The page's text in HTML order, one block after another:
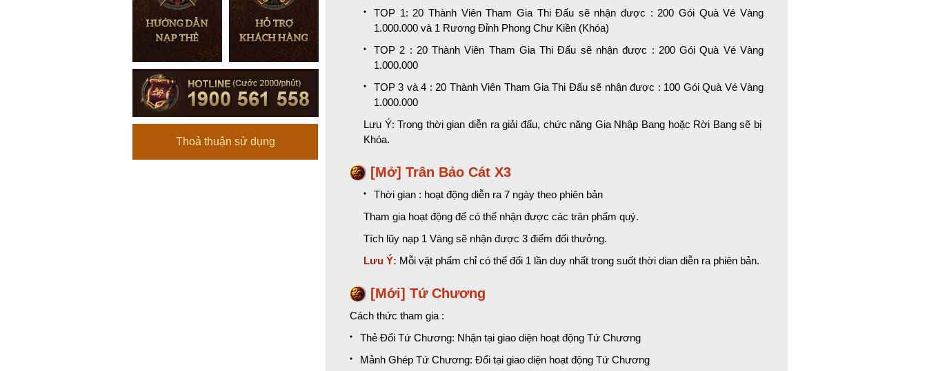
Thoả thuận sử dụng
TOP 1: 20 Thành Viên Tham Gia Thi Đấu sẽ nhận được : 200 Gói Quà Vé Vàng
1.000.000 và 1 Rương Đỉnh Phong Chư Kiền (Khóa)
TOP 2 : 20 Thành Viên Tham Gia Thi Đấu sẽ nhận được : 200 Gói Quà Vé Vàng
1.000.000
TOP 3 và 4 : 20 Thành Viên Tham Gia Thi Đấu sẽ nhận được : 100 Gói Quà Vé Vàng
1.000.000
Lưu Ý: Trong thời gian diễn ra giải đấu, chức năng Gia Nhập Bang hoặc Rời Bang sẽ bị
Khóa.
[Mở] Trân Bảo Cát X3
Thời gian : hoạt động diễn ra 7 ngày theo phiên bản
Tham gia hoạt động để có thể nhận được các trân phẩm quý.
Tích lũy nạp 1 Vàng sẽ nhận được 3 điểm đối thưởng.
Lưu Ý: Mỗi vật phẩm chỉ có thể đổi 1 lần duy nhất trong suốt thời dian diễn ra phiên bản.
[Mới] Tứ Chương
Cách thức tham gia :
Thẻ Đổi Tứ Chương: Nhận tại giao diện hoạt động Tứ Chương
Mảnh Ghép Tứ Chương: Đổi tại giao diện hoạt động Tứ Chương